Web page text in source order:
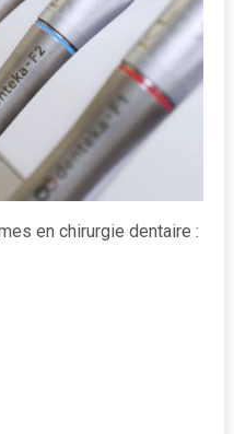
en chirurgie dentaire :